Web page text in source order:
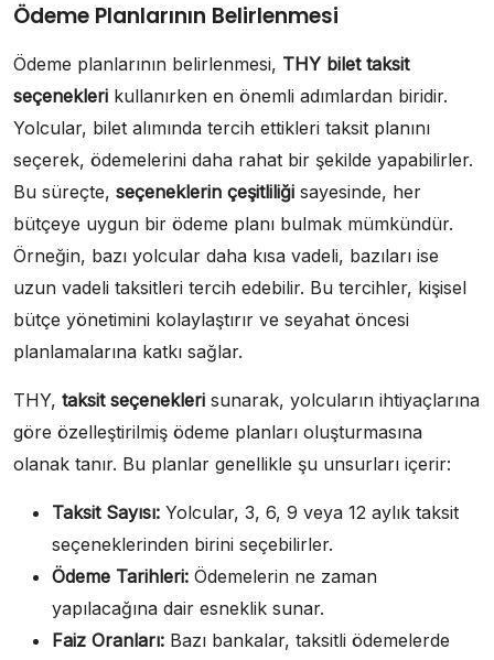
Ödeme Planlarının Belirlenmesi
Ödeme planlarının belirlenmesi, THY bilet taksit
seçenekleri kullanırken en önemli adımlardan biridir.
Yolcular, bilet alımında tercih ettikleri taksit planını
seçerek, ödemelerini daha rahat bir şekilde yapabilirler.
Bu süreçte, seçeneklerin çeşitliliği sayesinde, her
bütçeye uygun bir ödeme planı bulmak mümkündür.
Örneğin, bazı yolcular daha kısa vadeli, bazıları ise
uzun vadeli taksitleri tercih edebilir. Bu tercihler, kişisel
bütçe yönetimini kolaylaştırır ve seyahat öncesi
planlamalarına katkı sağlar.
THY, taksit seçenekleri sunarak, yolcuların ihtiyaçlarına
göre özelleştirilmiş ödeme planları oluşturmasına
olanak tanır. Bu planlar genellikle şu unsurları içerir:
Taksit Sayısı: Yolcular, 3, 6, 9 veya 12 aylık taksit
seçeneklerinden birini seçebilirler.
Ödeme Tarihleri: Ödemelerin ne zaman
yapılacağına dair esneklik sunar.
Faiz Oranları: Bazı bankalar, taksitli ödemelerde